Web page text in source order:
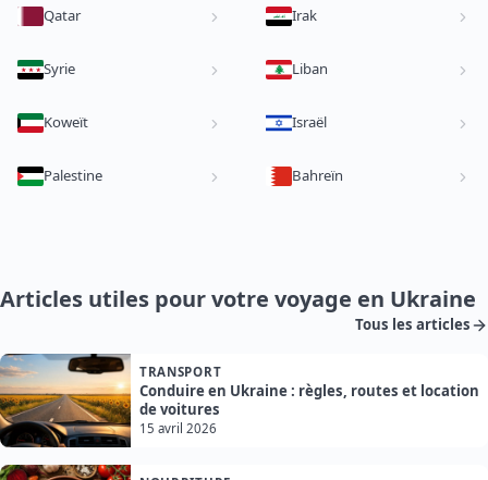
Qatar Irak
Syrie Liban
Koweït Israël
Palestine Bahreïn
Articles utiles pour votre voyage en Ukraine
Tous les articles
TRANSPORT
Conduire en Ukraine : règles, routes et location
de voitures
15 avril 2026